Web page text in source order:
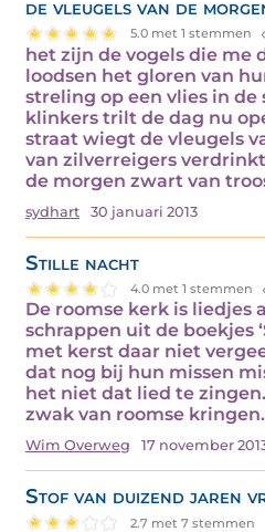
de vleugels van de
5.0 met 1 stemmen
het zijn de vogels die me
loodsen het gloren van
streling op een vlies in
klinkers trilt de dag nu
straat wiegt de vleugels
van zilverreigers
de morgen zwart van
sydhart 30 januari 2013
Stille nacht
4.0 met 1 stemmen
De roomse kerk is liedjes
schrappen uit de boekjes
met kerst daar niet
dat nog bij hun missen
het niet dat lied te
zwak van roomse
Wim Overweg 17 november
Stof van duizend jaren
2.7 met 7 stemmen